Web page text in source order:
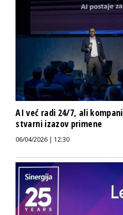
AI već radi 24/7, ali
stvarni izazov primene
06/04/2026 | 12:30